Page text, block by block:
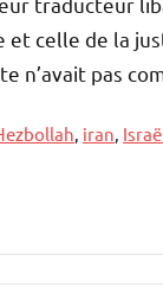
et celle de la
n’avait pas
, iran,